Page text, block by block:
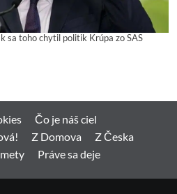
sa toho chytil politik Krúpa zo SAS
Čo je náš ciel
Z Domova
Z Česka
Práve sa deje